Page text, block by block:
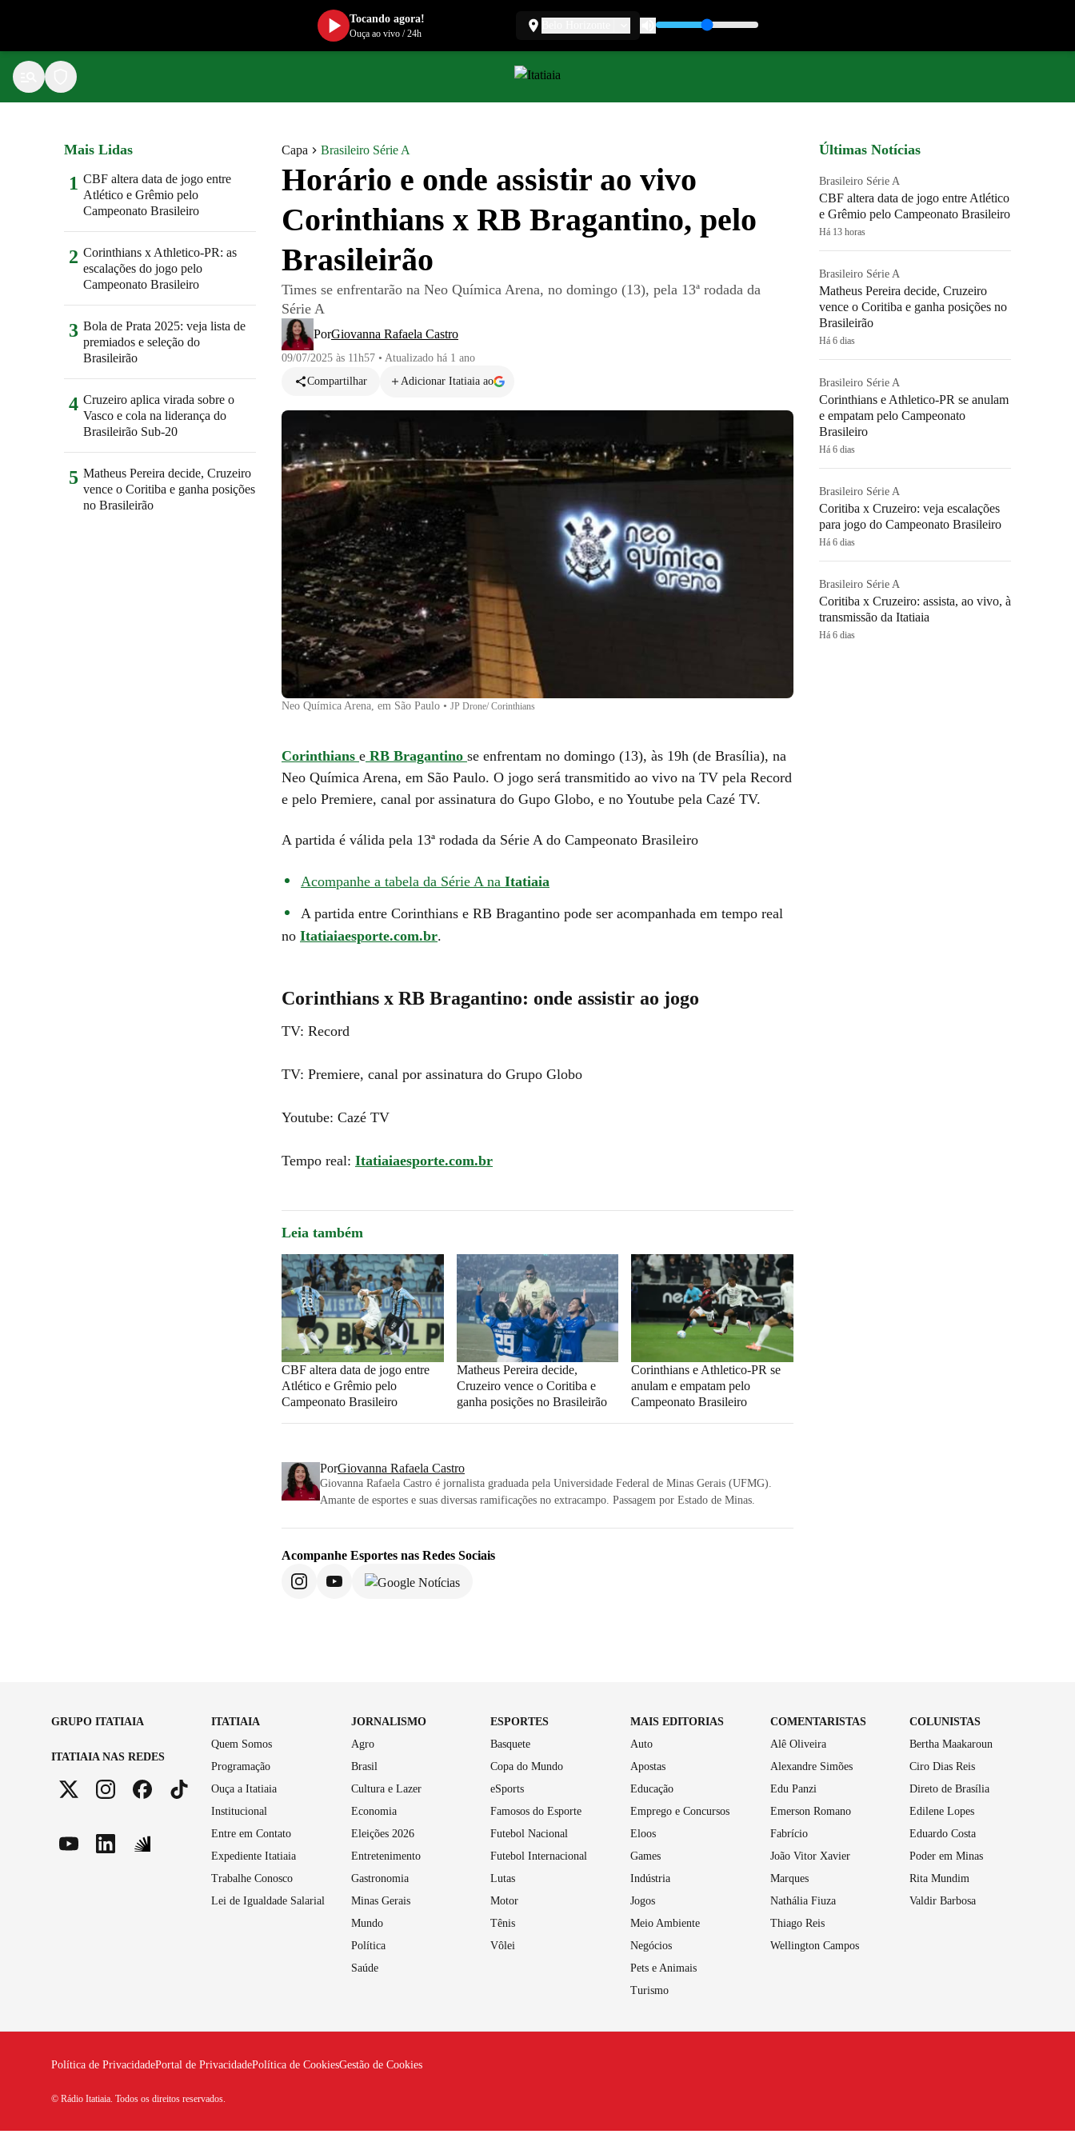
Capa Brasileiro Série A
Horário e onde assistir ao vivo
Corinthians x RB Bragantino, pelo
Brasileirão
Times se enfrentarão na Neo Química Arena, no domingo (13), pela 13ª rodada da
Série A
PorGiovanna Rafaela Castro
09/07/2025 às 11h57 • Atualizado há 1 ano
Compartilhar
Adicionar Itatiaia ao
Neo Química Arena, em São Paulo • JP Drone/ Corinthians
Corinthians e RB Bragantino se enfrentam no domingo (13), às 19h (de Brasília), na
Neo Química Arena, em São Paulo. O jogo será transmitido ao vivo na TV pela Record
e pelo Premiere, canal por assinatura do Gupo Globo, e no Youtube pela Cazé TV.
A partida é válida pela 13ª rodada da Série A do Campeonato Brasileiro
Acompanhe a tabela da Série A na Itatiaia
A partida entre Corinthians e RB Bragantino pode ser acompanhada em tempo real
no Itatiaiaesporte.com.br.
Corinthians x RB Bragantino: onde assistir ao jogo
TV: Record
TV: Premiere, canal por assinatura do Grupo Globo
Youtube: Cazé TV
Tempo real: Itatiaiaesporte.com.br
Leia também
CBF altera data de jogo entre
Atlético e Grêmio pelo
Campeonato Brasileiro
Matheus Pereira decide,
Cruzeiro vence o Coritiba e
ganha posições no Brasileirão
Corinthians e Athletico-PR se
anulam e empatam pelo
Campeonato Brasileiro
PorGiovanna Rafaela Castro
Giovanna Rafaela Castro é jornalista graduada pela Universidade Federal de Minas Gerais (UFMG).
Amante de esportes e suas diversas ramificações no extracampo. Passagem por Estado de Minas.
Acompanhe Esportes nas Redes Sociais
Mais Lidas
1 CBF altera data de jogo entre
Atlético e Grêmio pelo
Campeonato Brasileiro
2 Corinthians x Athletico-PR: as
escalações do jogo pelo
Campeonato Brasileiro
3 Bola de Prata 2025: veja lista de
premiados e seleção do
Brasileirão
4 Cruzeiro aplica virada sobre o
Vasco e cola na liderança do
Brasileirão Sub-20
5 Matheus Pereira decide, Cruzeiro
vence o Coritiba e ganha posições
no Brasileirão
Últimas Notícias
Brasileiro Série A
CBF altera data de jogo entre Atlético
e Grêmio pelo Campeonato Brasileiro
Há 13 horas
Brasileiro Série A
Matheus Pereira decide, Cruzeiro
vence o Coritiba e ganha posições no
Brasileirão
Há 6 dias
Brasileiro Série A
Corinthians e Athletico-PR se anulam
e empatam pelo Campeonato
Brasileiro
Há 6 dias
Brasileiro Série A
Coritiba x Cruzeiro: veja escalações
para jogo do Campeonato Brasileiro
Há 6 dias
Brasileiro Série A
Coritiba x Cruzeiro: assista, ao vivo, à
transmissão da Itatiaia
Há 6 dias
GRUPO ITATIAIA
ITATIAIA NAS REDES
ITATIAIA
Quem Somos
Programação
Ouça a Itatiaia
Institucional
Entre em Contato
Expediente Itatiaia
Trabalhe Conosco
Lei de Igualdade Salarial
JORNALISMO
Agro
Brasil
Cultura e Lazer
Economia
Eleições 2026
Entretenimento
Gastronomia
Minas Gerais
Mundo
Política
Saúde
ESPORTES
Basquete
Copa do Mundo
eSports
Famosos do Esporte
Futebol Nacional
Futebol Internacional
Lutas
Motor
Tênis
Vôlei
MAIS EDITORIAS
Auto
Apostas
Educação
Emprego e Concursos
Eloos
Games
Indústria
Jogos
Meio Ambiente
Negócios
Pets e Animais
Turismo
COMENTARISTAS
Alê Oliveira
Alexandre Simões
Edu Panzi
Emerson Romano
Fabrício
João Vitor Xavier
Marques
Nathália Fiuza
Thiago Reis
Wellington Campos
COLUNISTAS
Bertha Maakaroun
Ciro Dias Reis
Direto de Brasília
Edilene Lopes
Eduardo Costa
Poder em Minas
Rita Mundim
Valdir Barbosa
Política de PrivacidadePortal de PrivacidadePolítica de CookiesGestão de Cookies
© Rádio Itatiaia. Todos os direitos reservados.
Tocando agora!
Ouça ao vivo/24h